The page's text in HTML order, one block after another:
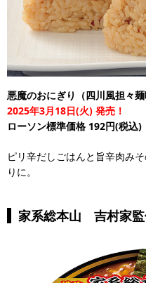
悪魔のおにぎり（四川風担々麺
2025年3月18日(火) 発売！
ローソン標準価格 192円(税込)
ピリ辛だしごはんと旨辛肉み
りに。
家系総本山 吉村家監